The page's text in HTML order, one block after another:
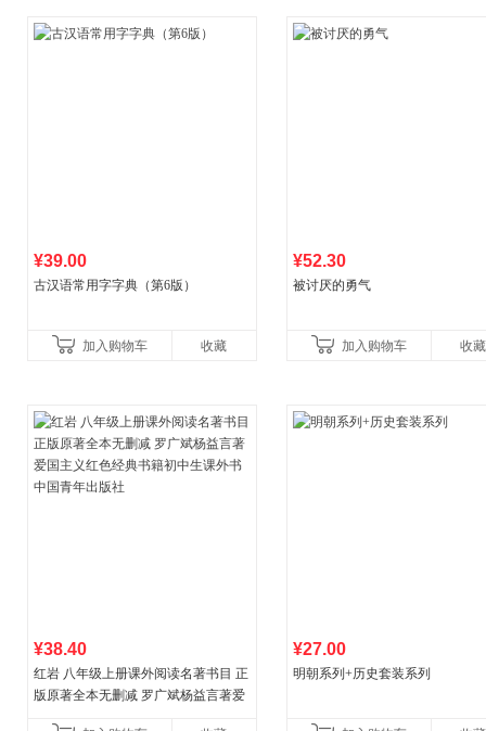
¥39.00
古汉语常用字字典（第6版）
加入购物车 收藏
¥52.30
被讨厌的勇气
加入购物车 收藏
¥38.40
红岩 八年级上册课外阅读名著书目 正
版原著全本无删减 罗广斌杨益言著爱
¥27.00
明朝系列+历史套装系列